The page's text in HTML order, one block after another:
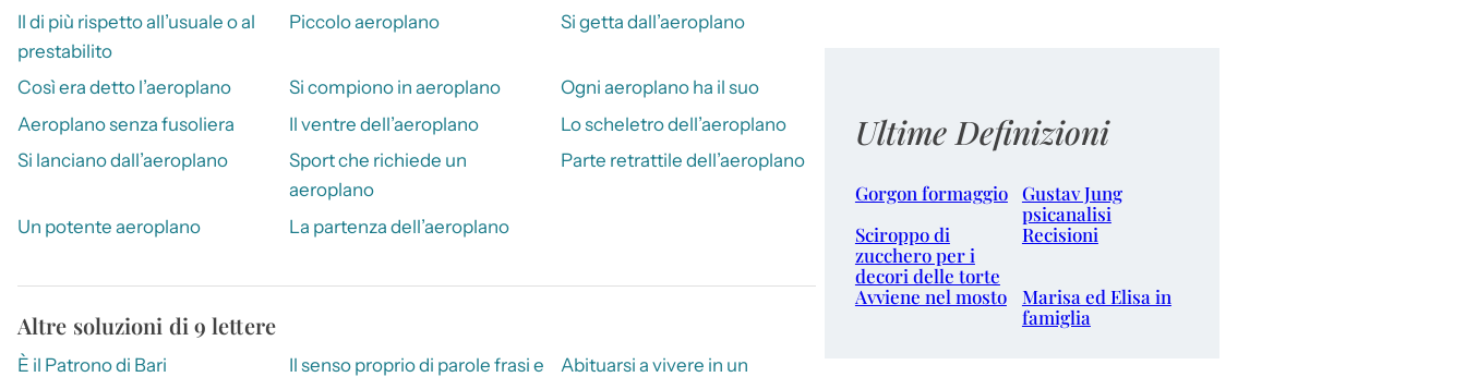
Il di più rispetto all’usuale o al
prestabilito
Piccolo aeroplano Si getta dall’aeroplano
Così era detto l’aeroplano Si compiono in aeroplano
Ogni aeroplano ha il suo
Aeroplano senza fusoliera
Il ventre dell’aeroplano
Lo scheletro dell’aeroplano
Si lanciano dall’aeroplano
Sport che richiede un
aeroplano
Parte retrattile dell’aeroplano
Un potente aeroplano La partenza dell’aeroplano
Altre soluzioni di 9 lettere
È il Patrono di Bari
Il senso proprio di parole frasi e
Abituarsi a vivere in un
Ultime Definizioni
Gorgon formaggio Gustav Jung
psicanalisi
Sciroppo di
zucchero per i
decori delle torte
Recisioni
Avviene nel mosto
Marisa ed Elisa in
famiglia